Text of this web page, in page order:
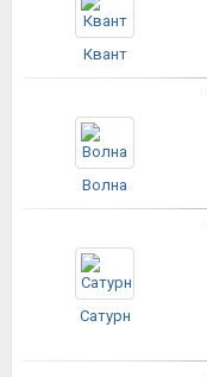
Квант
Волна
Сатурн